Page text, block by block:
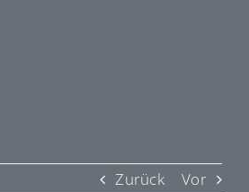
Zurück Vor